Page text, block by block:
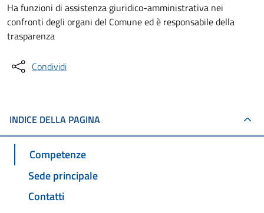
Ha funzioni di assistenza giuridico-amministrativa nei
confronti degli organi del Comune ed è responsabile della
trasparenza
Condividi
INDICE DELLA PAGINA
Competenze
Sede principale
Contatti